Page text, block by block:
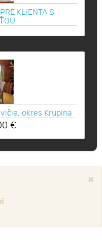
KLIENTA S
okres Krupina
€
×